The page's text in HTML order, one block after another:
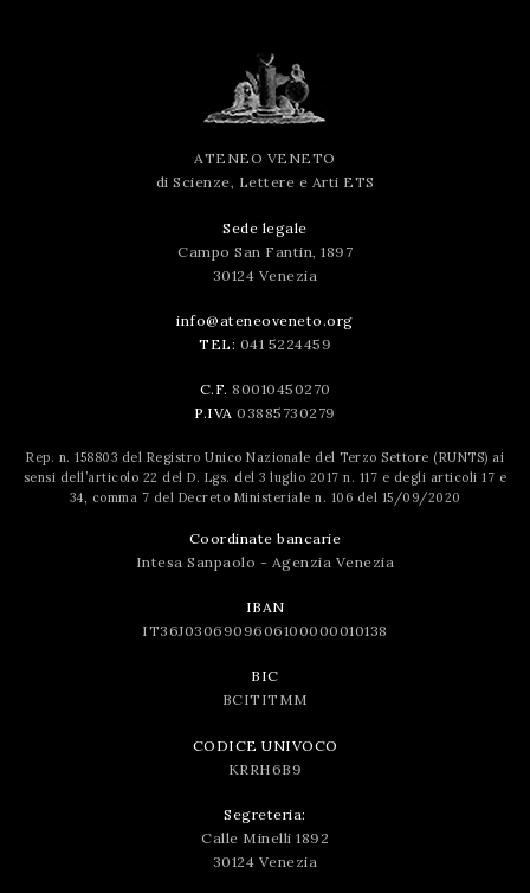
ATENEO VENETO
di Scienze, Lettere e Arti ETS
Sede legale
Campo San Fantin, 1897
30124 Venezia
info@ateneoveneto.org
TEL: 041 5224459
C.F. 80010450270
P.IVA 03885730279
Rep. n. 158803 del Registro Unico Nazionale del Terzo Settore (RUNTS) ai
sensi dell’articolo 22 del D. Lgs. del 3 luglio 2017 n. 117 e degli articoli 17 e
34, comma 7 del Decreto Ministeriale n. 106 del 15/09/2020
Coordinate bancarie
Intesa Sanpaolo - Agenzia Venezia
IBAN
IT36J0306909606100000010138
BIC
BCITITMM
CODICE UNIVOCO
KRRH6B9
Segreteria:
Calle Minelli 1892
30124 Venezia